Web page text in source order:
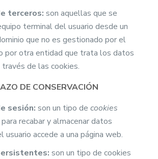
terceros: son aquellas que se
terminal del usuario desde un
que no es gestionado por el
por otra entidad que trata los datos
de las cookies.
DE CONSERVACIÓN
sesión: son un tipo de cookies
recabar y almacenar datos
usuario accede a una página web.
son un tipo de cookies